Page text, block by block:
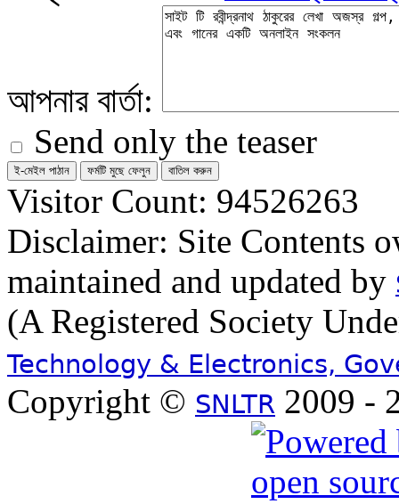
আপনার বার্তা:
Send only the teaser
Visitor Count: 94526263
Disclaimer: Site Contents
maintained and updated by
(A Registered Society
Technology & Electronics,
Copyright © SNLTR 2009 -